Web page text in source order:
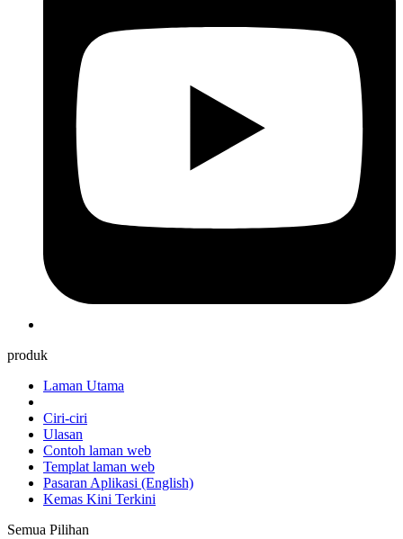
produk
Laman Utama
Ciri-ciri
Ulasan
Contoh laman web
Templat laman web
Pasaran Aplikasi (English)
Kemas Kini Terkini
Semua Pilihan